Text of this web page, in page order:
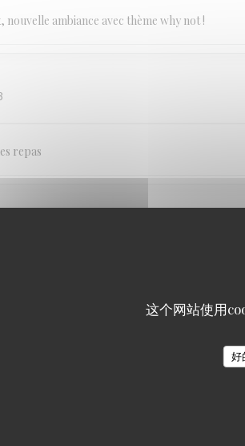
这个网站使用
好
ambiance avec thème why not !
repas
au Carré. Très bonne table, accueil